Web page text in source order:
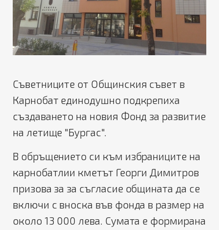
Съветниците от Общинския съвет в
Карнобат единодушно подкрепиха
създаването на новия Фонд за развитие
на летище "Бургас".
В обръщението си към избраниците на
карнобатлии кметът Георги Димитров
призова за за съгласие общината да се
включи с вноска във фонда в размер на
около 13 000 лева. Сумата е формирана